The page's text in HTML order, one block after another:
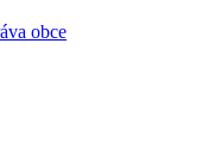
obce